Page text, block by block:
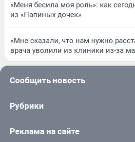
«Меня бесила моя роль»: как
из «Папиных дочек»
«Мне сказали, что нам нужно
врача уволили из клиники из-за
Сообщить новость
Рубрики
Реклама на сайте